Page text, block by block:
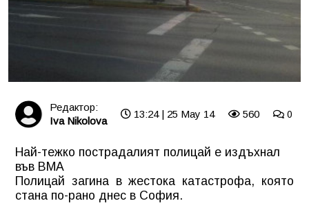
Редактор:
Iva Nikolova
13:24 | 25 May 14 560 0
Най-тежко пострадалият полицай е издъхнал
във ВМА
Полицай загина в жестока катастрофа, която
стана по-рано днес в София.